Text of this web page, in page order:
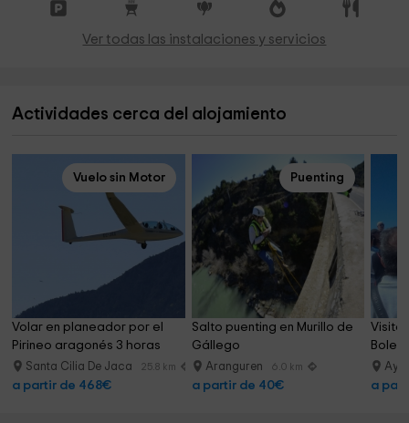
Ver todas las instalaciones y servicios
Actividades cerca del alojamiento
Vuelo sin Motor
Volar en planeador por el
Pirineo aragonés 3 horas
Santa Cilia De Jaca 25.8 km
a partir de 468€
Puenting
Salto puenting en Murillo de
Gállego
Aranguren 6.0 km
a partir de 40€
Visita
Bolea
a